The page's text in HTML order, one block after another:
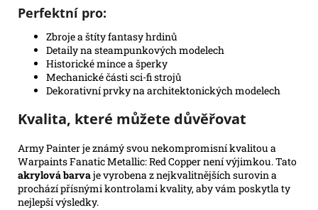
Perfektní pro:
Zbroje a štíty fantasy hrdinů
Detaily na steampunkových modelech
Historické mince a šperky
Mechanické části sci-fi strojů
Dekorativní prvky na architektonických modelech
Kvalita, které můžete důvěřovat
Army Painter je známý svou nekompromisní kvalitou a
Warpaints Fanatic Metallic: Red Copper není výjimkou. Tato
akrylová barvaje vyrobena z nejkvalitnějších surovin a
prochází přísnými kontrolami kvality, aby vám poskytla ty
nejlepší výsledky.